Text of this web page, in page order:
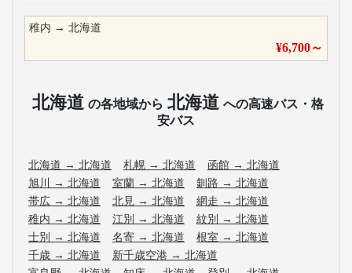
稚内 → 北海道
¥6,700～
北海道 の各地域から 北海道 への高速バス・格
安バス
北海道 → 北海道 札幌 → 北海道 函館 → 北海道
旭川
→ 北海道 室蘭 → 北海道 釧路 → 北海道
帯広 → 北海道 北見 → 北海道 網走 → 北海道
稚内 → 北海道 江別 → 北海道 紋別 → 北海道
士別 → 北海道 名寄 → 北海道 根室 → 北海道
千歳 → 北海道 新千歳空港 → 北海道